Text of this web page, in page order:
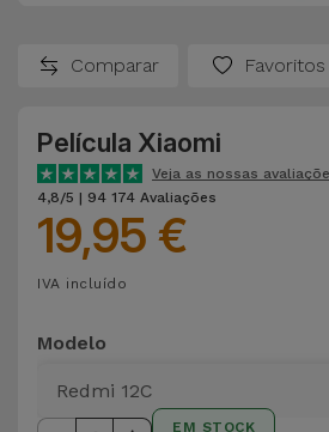
Comparar Favoritos
Película Xiaomi
Veja as nossas
4,8/5 | 94 174 Avaliações
19,95 €
IVA incluído
Modelo
EM STOCK